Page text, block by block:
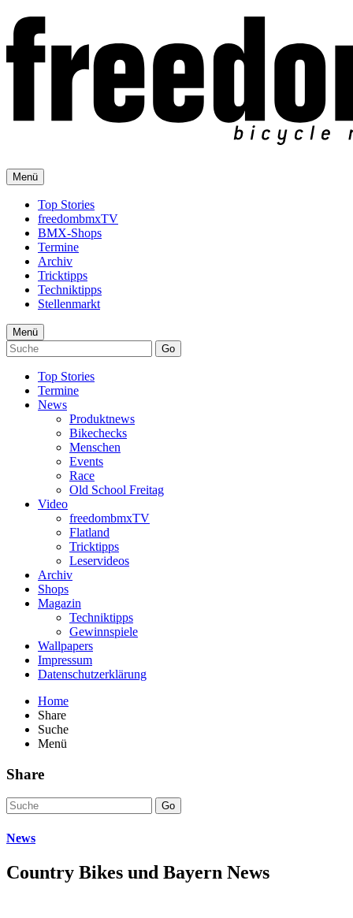
Menü
Top Stories
freedombmxTV
BMX-Shops
Termine
Archiv
Tricktipps
Techniktipps
Stellenmarkt
Menü
Go
Top Stories
Termine
News
Produktnews
Bikechecks
Menschen
Events
Race
Old School Freitag
Video
freedombmxTV
Flatland
Tricktipps
Leservideos
Archiv
Shops
Magazin
Techniktipps
Gewinnspiele
Wallpapers
Impressum
Datenschutzerklärung
Home
Share
Suche
Menü
Share
Go
News
Country Bikes und Bayern News